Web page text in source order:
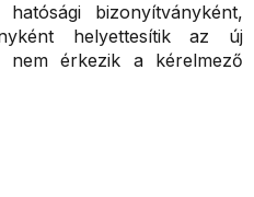
hatósági bizonyítványként,
helyettesítik az új
nem érkezik a kérelmező